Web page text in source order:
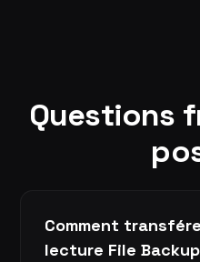
Questions
Comment
lecture File